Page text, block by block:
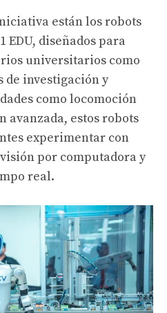
están los robots
EDU, diseñados para
universitarios como
de investigación y
como locomoción
avanzada, estos robots
experimentar con
por computadora y
real.